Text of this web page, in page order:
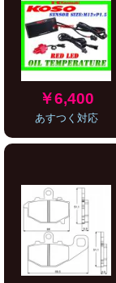
￥6,400
あすつく対応